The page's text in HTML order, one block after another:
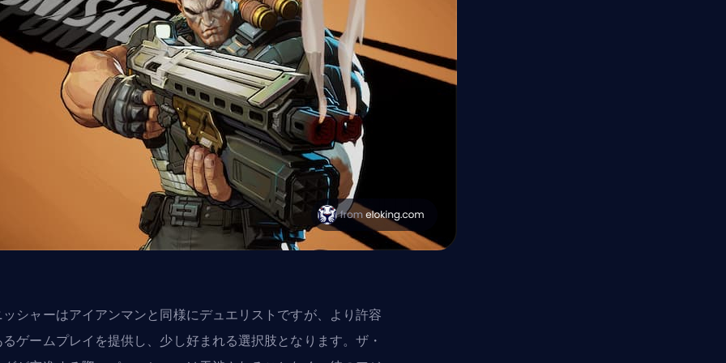
シャーはアイアンマンと同様にデュエリストですが、より許容
ゲームプレイを提供し、少し好まれる選択肢となります。ザ・